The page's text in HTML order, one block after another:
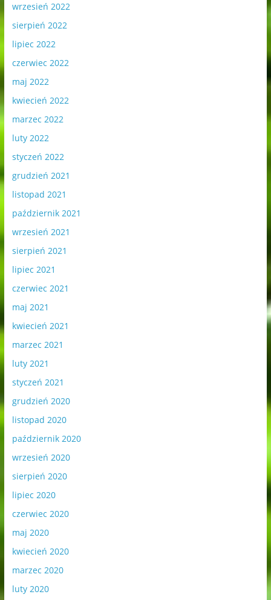
wrzesień 2022
sierpień 2022
lipiec 2022
czerwiec 2022
maj 2022
kwiecień 2022
marzec 2022
luty 2022
styczeń 2022
grudzień 2021
listopad 2021
październik 2021
wrzesień 2021
sierpień 2021
lipiec 2021
czerwiec 2021
maj 2021
kwiecień 2021
marzec 2021
luty 2021
styczeń 2021
grudzień 2020
listopad 2020
październik 2020
wrzesień 2020
sierpień 2020
lipiec 2020
czerwiec 2020
maj 2020
kwiecień 2020
marzec 2020
luty 2020